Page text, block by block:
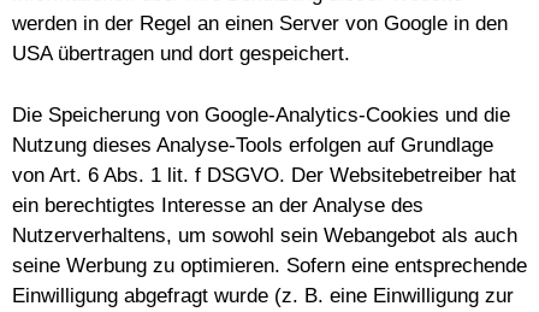
werden in der Regel an einen Server von Google in den
USA übertragen und dort gespeichert.
Die Speicherung von Google-Analytics-Cookies und die
Nutzung dieses Analyse-Tools erfolgen auf Grundlage
von Art. 6 Abs. 1 lit. f DSGVO. Der Websitebetreiber hat
ein berechtigtes Interesse an der Analyse des
Nutzerverhaltens, um sowohl sein Webangebot als auch
seine Werbung zu optimieren. Sofern eine entsprechende
Einwilligung abgefragt wurde (z. B. eine Einwilligung zur